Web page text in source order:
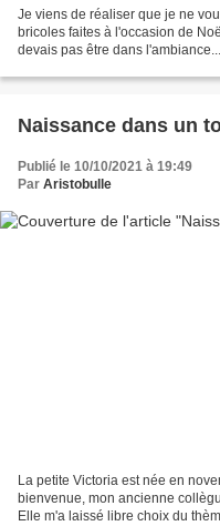
Je viens de réaliser que je ne
bricoles faites à l'occasion de
devais pas être dans
Naissance dans un
Publié le 10/10/2021 à 19:49
Par Aristobulle
La petite Victoria est née en
bienvenue, mon ancienne
Elle m'a laissé libre choix du